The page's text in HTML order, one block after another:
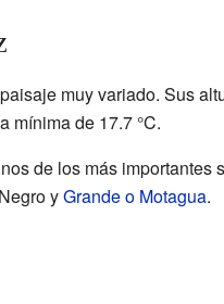
muy variado. Sus
mínima de 17.7 °C.
de los más
yGrande o Motagua.